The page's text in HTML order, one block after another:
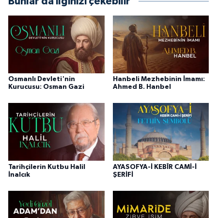
Osmanlı Devleti'nin
Kurucusu: Osman Gazi
Hanbeli Mezhebinin İmamı:
Ahmed B. Hanbel
Tarihçilerin Kutbu Halil
İnalcık
AYASOFYA-İ KEBÎR CAMİ-İ
ŞERİFİ
Niğde Müftülüğü
Ordu Müftülüğü
Osmaniye Müftülüğü
Sakarya Müftülüğü
Samsun Müftülüğü
Siirt Müftülüğü
Sinop Müftülüğü